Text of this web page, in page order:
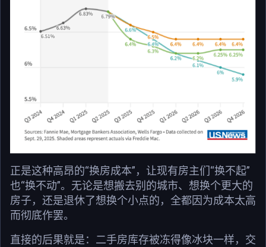
正是这种高昂的“换房成本”，让现有房主们“换不起”
也“换不动”。无论是想搬去别的城市、想换个更大的
房子，还是退休了想换个小点的，全都因为成本太高
而彻底作罢。
直接的后果就是：二手房库存被冻得像冰块一样，交